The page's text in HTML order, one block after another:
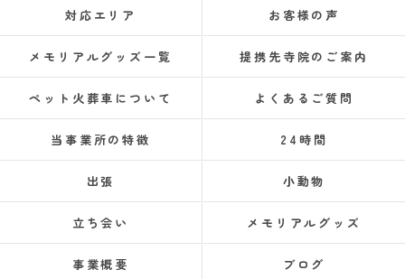
対応エリア お客様の声
メモリアルグッズ一覧 提携先寺院のご案内
ペット火葬車について よくあるご質問
当事業所の特徴 24時間
出張 小動物
立ち会い メモリアルグッズ
事業概要 ブログ